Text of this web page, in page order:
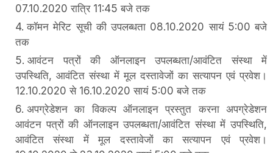
07.10.2020 रात्रि 11:45 बजे तक
कॉमन मेरिट सूची की उपलब्धता 08.10.2020 सायं 5:00 बजे
तक
आवंटन पत्रों की ऑनलाइन उपलब्धता/आवंटित संस्था में
उपस्थिति, आवंटित संस्था में मूल दस्तावेजों का सत्यापन एवं प्रवेश।
12.10.2020 से 16.10.2020 सायं 5:00 बजे तक
अपग्रेडेशन का विकल्प ऑनलाइन प्रस्तुत करना अपग्रेडेशन
आवंटन पत्रों की ऑनलाइन उपलब्धता/आवंटित संस्था में उपस्थिति,
आवंटित संस्था में मूल दस्तावेजों का सत्यापन एवं प्रवेश।